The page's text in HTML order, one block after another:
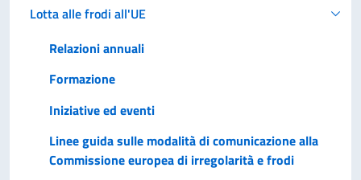
Lotta alle frodi all'UE
Relazioni annuali
Formazione
Iniziative ed eventi
Linee guida sulle modalità di comunicazione alla
Commissione europea di irregolarità e frodi